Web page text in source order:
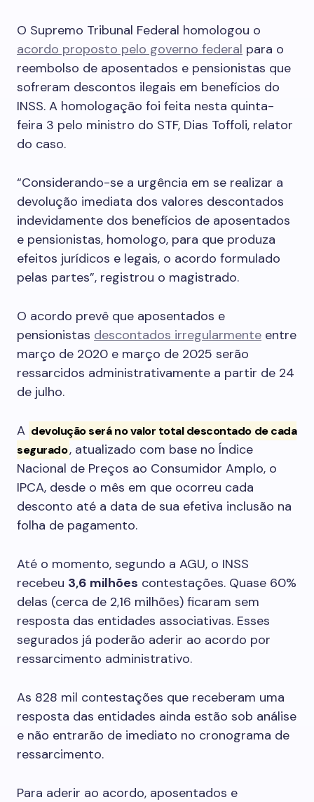
O Supremo Tribunal Federal homologou o
acordo proposto pelo governo federal para o
reembolso de aposentados e pensionistas que
sofreram descontos ilegais em benefícios do
INSS. A homologação foi feita nesta quinta-
feira 3 pelo ministro do STF, Dias Toffoli, relator
do caso.
“Considerando-se a urgência em se realizar a
devolução imediata dos valores descontados
indevidamente dos benefícios de aposentados
e pensionistas, homologo, para que produza
efeitos jurídicos e legais, o acordo formulado
pelas partes”, registrou o magistrado.
O acordo prevê que aposentados e
pensionistas descontados irregularmente entre
março de 2020 e março de 2025 serão
ressarcidos administrativamente a partir de 24
de julho.
A devolução será no valor total descontado de cada
segurado, atualizado com base no Índice
Nacional de Preços ao Consumidor Amplo, o
IPCA, desde o mês em que ocorreu cada
desconto até a data de sua efetiva inclusão na
folha de pagamento.
Até o momento, segundo a AGU, o INSS
recebeu 3,6 milhões contestações. Quase 60%
delas (cerca de 2,16 milhões) ficaram sem
resposta das entidades associativas. Esses
segurados já poderão aderir ao acordo por
ressarcimento administrativo.
As 828 mil contestações que receberam uma
resposta das entidades ainda estão sob análise
e não entrarão de imediato no cronograma de
ressarcimento.
Para aderir ao acordo, aposentados e